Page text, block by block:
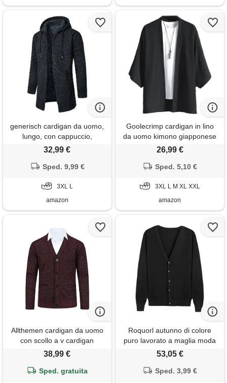
generisch cardigan da uomo,
lungo, con cappuccio,
lavorato a maglia, maglione
da uomo, in cotone, grigio
32,99 €
Sped. 9,99 €
3XL L
amazon
Goolecrimp cardigan in lino
da uomo kimono giapponese
moda allentata cardigan
con risvolto cardigan in
sette maniche (nero, m)
26,99 €
Sped. 5,10 €
3XL L M XL XXL
amazon
Allthemen cardigan da uomo
con scollo a v cardigan
foderato con bottoni maglione
m
38,99 €
Sped. gratuita
Roquorl autunno di colore
puro lavorato a maglia moda
cardigan uomo puro cotone
uomo maglione, nero , 4xl
53,05 €
Sped. 3,99 €